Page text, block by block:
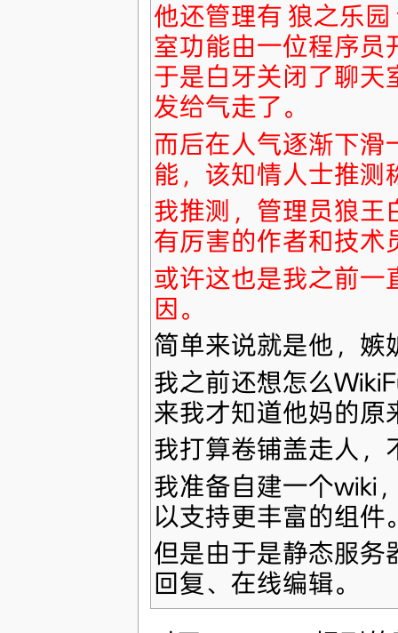
他还管理有 狼之乐
室功能由一位程序员
于是白牙关闭了聊天
发给气走了。
而后在人气逐渐下滑
能，该知情人士推测
我推测，管理员狼王
有厉害的作者和技术
或许这也是我之前一
因。
简单来说就是他，嫉
我之前还想怎么
来我才知道他妈的原
我打算卷铺盖走人，
我准备自建一个wiki
以支持更丰富的组件
但是由于是静态服务
回复、在线编辑。